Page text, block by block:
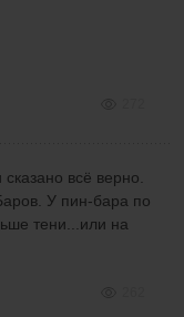
всё верно.
У пин-бара по
тени...или на